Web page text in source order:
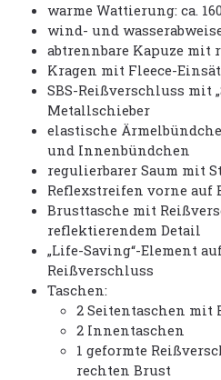
warme Wattierung: ca.
wind- und
abtrennbare Kapuze mit
Kragen mit Fleece-
SBS-Reißverschluss mit
Metallschieber
elastische
und Innenbündchen
regulierbarer Saum mit
Reflexstreifen vorne auf
Brusttasche mit
reflektierendem Detail
„Life-Saving“-Element
Reißverschluss
Taschen:
2 Seitentaschen mit
2 Innentaschen
1 geformte
rechten Brust